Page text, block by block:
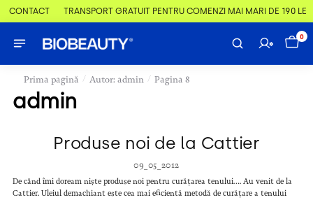
CONTACT TRANSPORT GRATUIT PENTRU COMENZI MAI MARI DE 190 LEI
0
Prima pagină / Autor: admin / Pagina 8
admin
Produse noi de la Cattier
09_05_2012
De când îmi doream niște produse noi pentru curățarea tenului…. Au venit de la
Cattier. Uleiul demachiant este cea mai eficientă metodă de curățare a tenului